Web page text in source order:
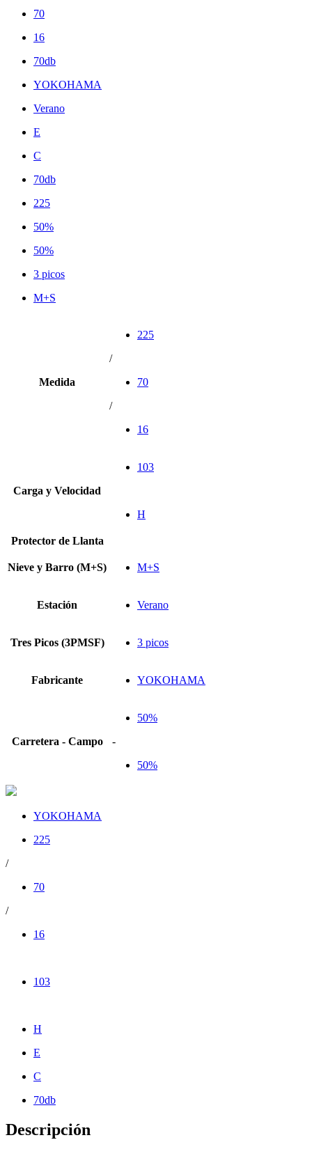
70
16
70db
YOKOHAMA
Verano
E
C
70db
225
50%
50%
3 picos
M+S
Medida
225
/
70
/
16
Carga y Velocidad
103
H
Protector de Llanta
Nieve y Barro (M+S) M+S
Estación Verano
Tres Picos (3PMSF) 3 picos
Fabricante YOKOHAMA
Carretera - Campo
50%
-
50%
YOKOHAMA
225
/
70
/
16
103
H
E
C
70db
Descripción